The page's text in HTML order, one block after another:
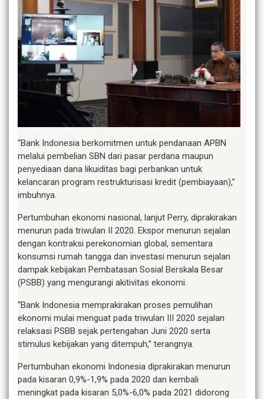
“Bank Indonesia berkomitmen untuk pendanaan APBN
melalui pembelian SBN dari pasar perdana maupun
penyediaan dana likuiditas bagi perbankan untuk
kelancaran program restrukturisasi kredit (pembiayaan),”
imbuhnya.
Pertumbuhan ekonomi nasional, lanjut Perry, diprakirakan
menurun pada triwulan II 2020. Ekspor menurun sejalan
dengan kontraksi perekonomian global, sementara
konsumsi rumah tangga dan investasi menurun sejalan
dampak kebijakan Pembatasan Sosial Berskala Besar
(PSBB) yang mengurangi akitivitas ekonomi.
“Bank Indonesia memprakirakan proses pemulihan
ekonomi mulai menguat pada triwulan III 2020 sejalan
relaksasi PSBB sejak pertengahan Juni 2020 serta
stimulus kebijakan yang ditempuh,” terangnya.
Pertumbuhan ekonomi Indonesia diprakirakan menurun
pada kisaran 0,9%-1,9% pada 2020 dan kembali
meningkat pada kisaran 5,0%-6,0% pada 2021 didorong